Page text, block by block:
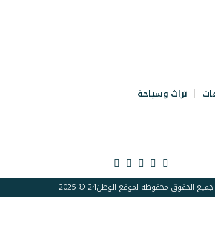
تراث وسياحة
جميع الحقوق محفوظة لموقع الوطن24 © 2025